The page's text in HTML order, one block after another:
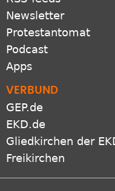
RSS-feeds
Newsletter
Protestantomat
Podcast
VERBUND
GEP.de
EKD.de
Gliedkirchen der EKD